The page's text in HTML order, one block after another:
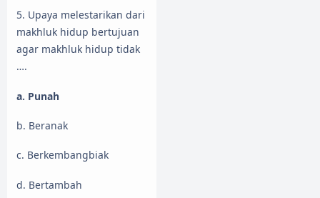
5. Upaya melestarikan dari
makhluk hidup bertujuan
agar makhluk hidup tidak
….
a. Punah
b. Beranak
c. Berkembangbiak
d. Bertambah